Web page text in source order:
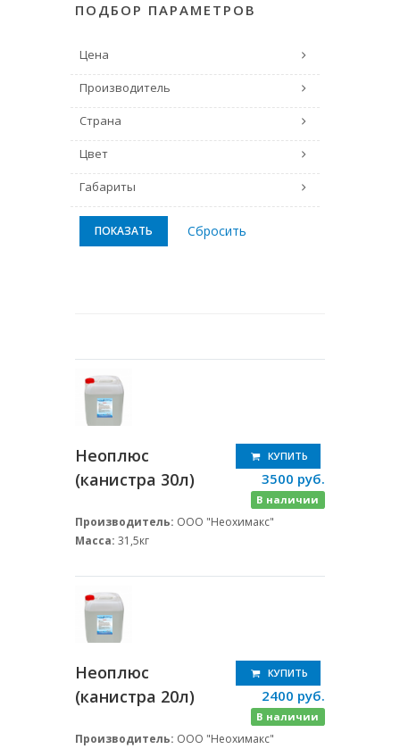
ПОДБОР ПАРАМЕТРОВ
Цена
Производитель
Страна
Цвет
Габариты
Неоплюс
(канистра 30л)
КУПИТЬ
3500 руб.
В наличии
Производитель: ООО "Неохимакс"
Масса: 31,5кг
Неоплюс
(канистра 20л)
КУПИТЬ
2400 руб.
В наличии
Производитель: ООО "Неохимакс"